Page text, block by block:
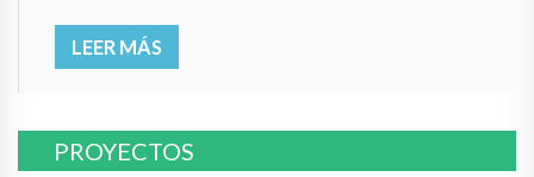
LEER MÁS
PROYECTOS